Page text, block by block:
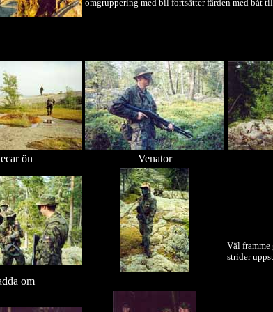
omgruppering med bil fortsätter färden med båt
ön Venator
Väl framme
strider
om